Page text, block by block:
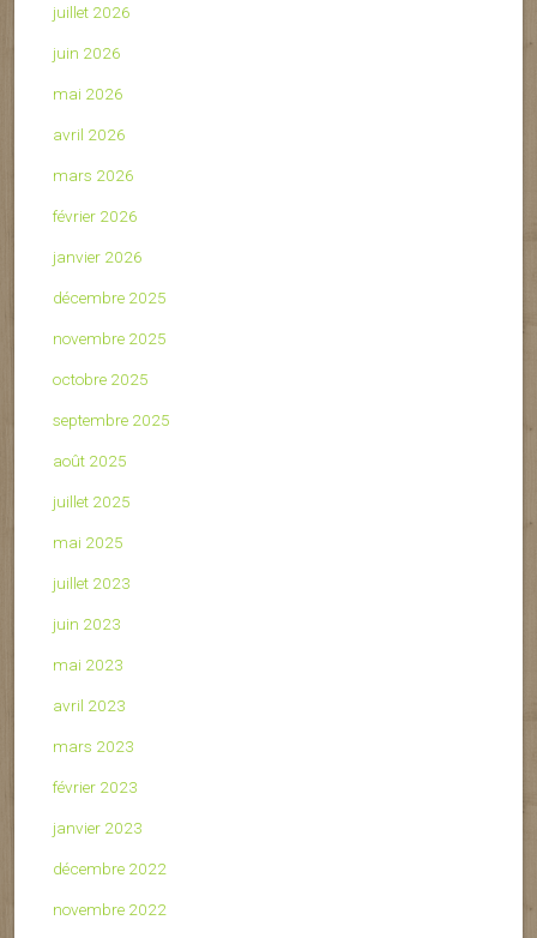
juillet 2026
juin 2026
mai 2026
avril 2026
mars 2026
février 2026
janvier 2026
décembre 2025
novembre 2025
octobre 2025
septembre 2025
août 2025
juillet 2025
mai 2025
juillet 2023
juin 2023
mai 2023
avril 2023
mars 2023
février 2023
janvier 2023
décembre 2022
novembre 2022